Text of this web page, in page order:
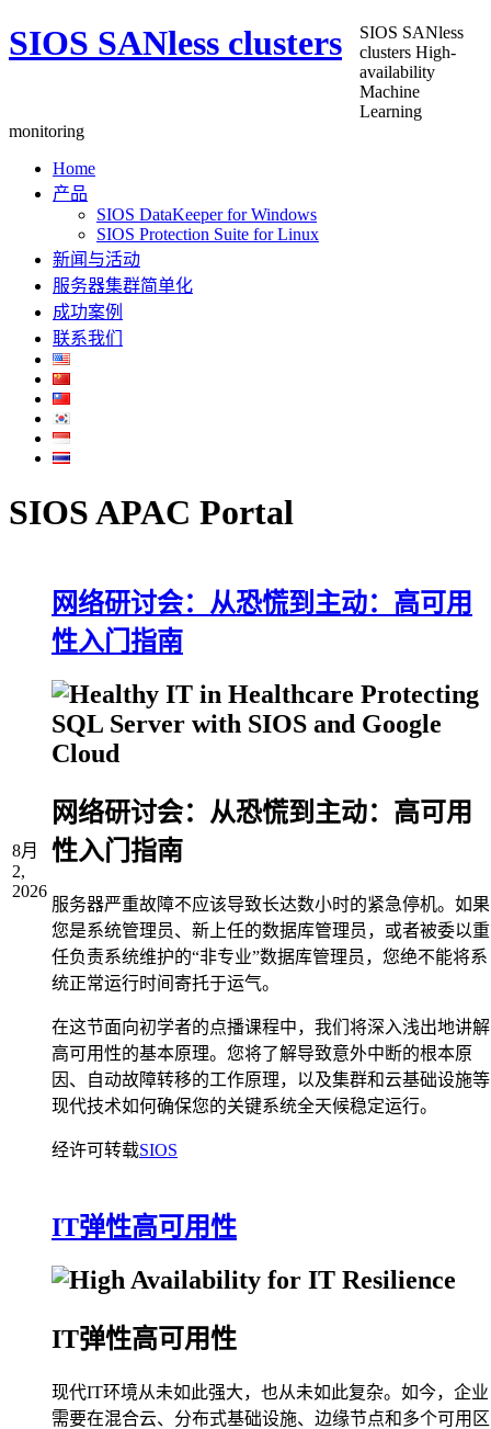
SIOS SANless clusters
SIOS SANless
clusters High-
availability
Machine
Learning
monitoring
Home
产品
SIOS DataKeeper for Windows
SIOS Protection Suite for Linux
新闻与活动
服务器集群简单化
成功案例
联系我们
SIOS APAC Portal
8月
2,
2026
网络研讨会：从恐慌到主动：高可用
性入门指南
网络研讨会：从恐慌到主动：高可用
性入门指南
服务器严重故障不应该导致长达数小时的紧急停机。如果
您是系统管理员、新上任的数据库管理员，或者被委以重
任负责系统维护的“非专业”数据库管理员，您绝不能将系
统正常运行时间寄托于运气。
在这节面向初学者的点播课程中，我们将深入浅出地讲解
高可用性的基本原理。您将了解导致意外中断的根本原
因、自动故障转移的工作原理，以及集群和云基础设施等
现代技术如何确保您的关键系统全天候稳定运行。
经许可转载SIOS
IT弹性高可用性
IT弹性高可用性
现代IT环境从未如此强大，也从未如此复杂。如今，企业
需要在混合云、分布式基础设施、边缘节点和多个可用区